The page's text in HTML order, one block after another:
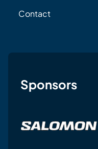
Contact
Sponsors